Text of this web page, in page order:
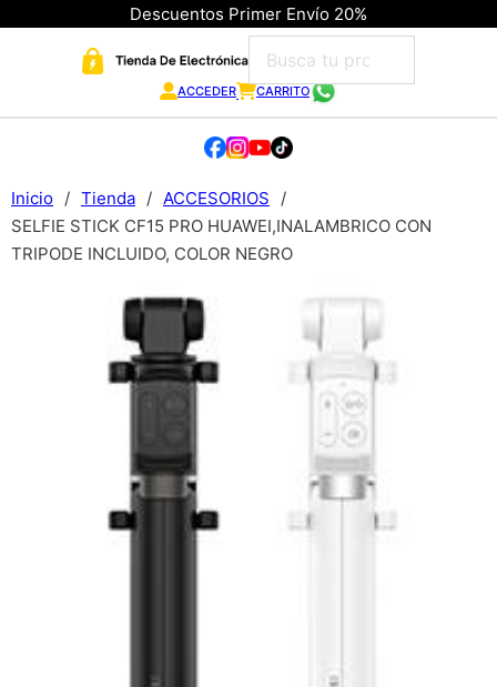
Descuentos Primer Envío 20%
ACCEDER CARRITO
Inicio / Tienda / ACCESORIOS
/
SELFIE STICK CF15 PRO HUAWEI,INALAMBRICO CON
TRIPODE INCLUIDO, COLOR NEGRO